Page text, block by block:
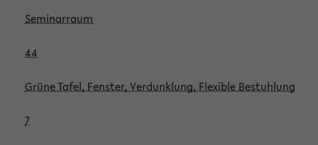
Seminarraum
44
Grüne Tafel, Fenster, Verdunklung, Flexible Bestuhlung
7